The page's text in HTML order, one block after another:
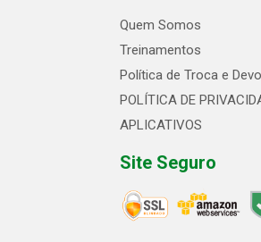
Quem Somos
Treinamentos
Política de Troca e
POLÍTICA DE
APLICATIVOS
Site Seguro